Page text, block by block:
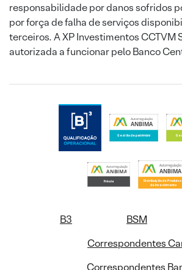
responsabilidade por danos sofridos
por força de falha de serviços
terceiros. A XP Investimentos CCTVM
autorizada a funcionar pelo Banco
B3 BSM
Correspondentes
Correspondentes